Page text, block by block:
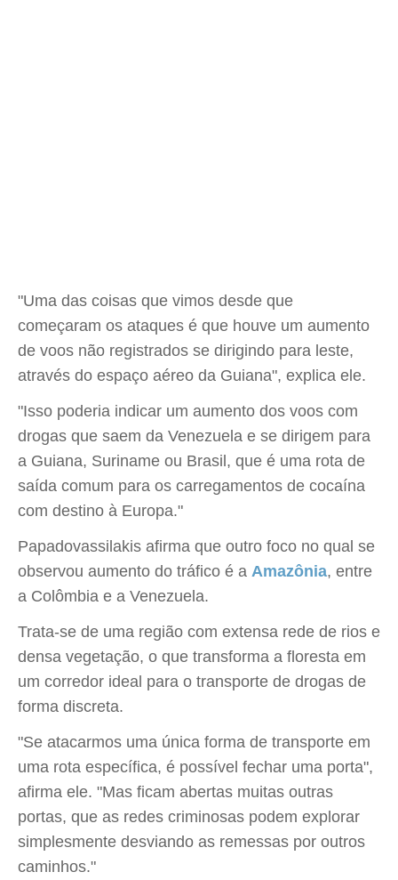
"Uma das coisas que vimos desde que
começaram os ataques é que houve um aumento
de voos não registrados se dirigindo para leste,
através do espaço aéreo da Guiana", explica ele.
"Isso poderia indicar um aumento dos voos com
drogas que saem da Venezuela e se dirigem para
a Guiana, Suriname ou Brasil, que é uma rota de
saída comum para os carregamentos de cocaína
com destino à Europa."
Papadovassilakis afirma que outro foco no qual se
observou aumento do tráfico é a Amazônia, entre
a Colômbia e a Venezuela.
Trata-se de uma região com extensa rede de rios e
densa vegetação, o que transforma a floresta em
um corredor ideal para o transporte de drogas de
forma discreta.
"Se atacarmos uma única forma de transporte em
uma rota específica, é possível fechar uma porta",
afirma ele. "Mas ficam abertas muitas outras
portas, que as redes criminosas podem explorar
simplesmente desviando as remessas por outros
caminhos."